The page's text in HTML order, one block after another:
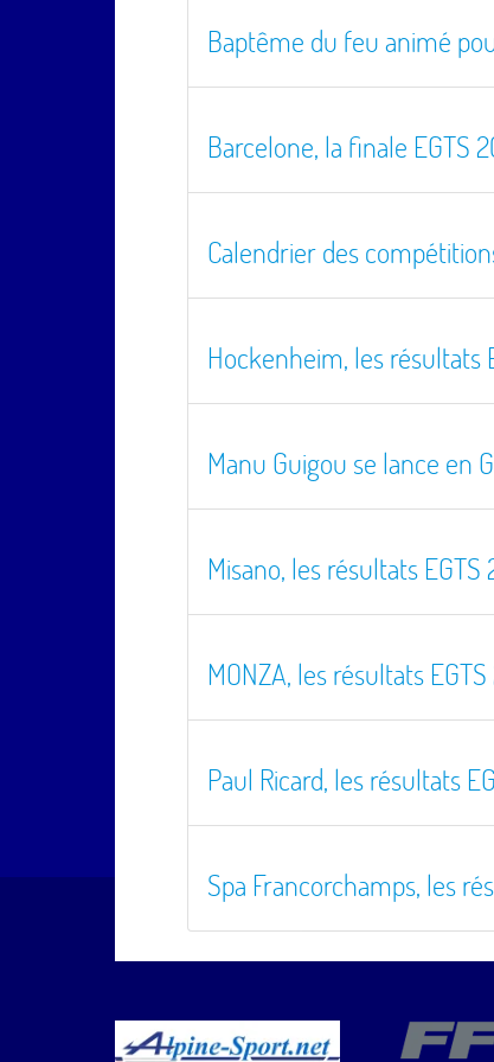
Baptême du feu animé
Barcelone, la finale EGTS
Calendrier des
Hockenheim, les résultats
Manu Guigou se lance en
Misano, les résultats EGTS
MONZA, les résultats
Paul Ricard, les résultats
Spa Francorchamps, les